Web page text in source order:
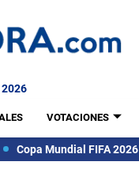
VOTACIONES
Copa Mundial FIFA 2026